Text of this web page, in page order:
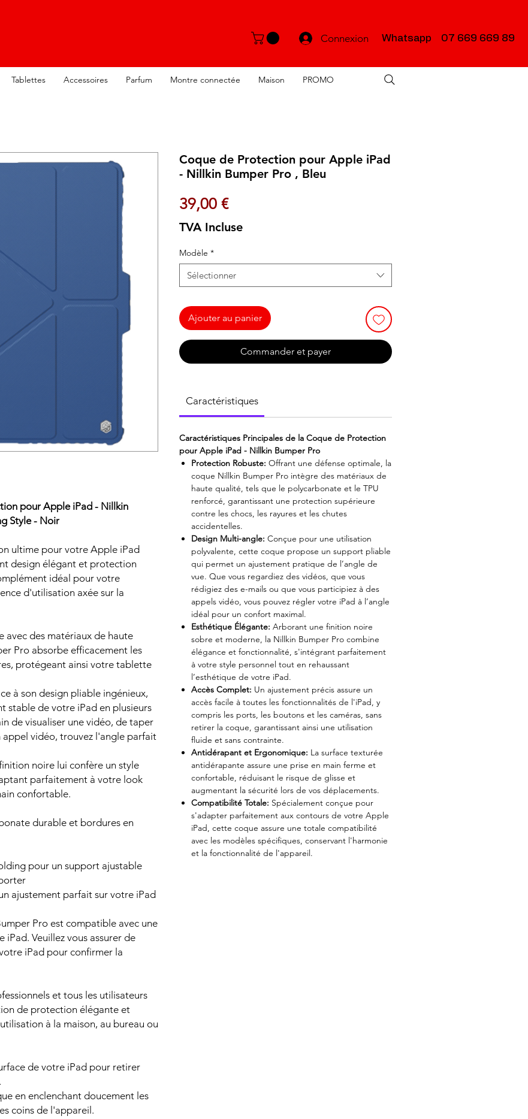
Connexion Whatsapp 07 669 669 89
Tablettes Accessoires Parfum Montre connectée Maison PROMO
pour Apple iPad - Nillkin
Style - Noir
ultime pour votre Apple iPad
design élégant et protection
idéal pour votre
d'utilisation axée sur la
avec des matériaux de haute
Pro absorbe efficacement les
protégeant ainsi votre tablette
à son design pliable ingénieux,
stable de votre iPad en plusieurs
de visualiser une vidéo, de taper
appel vidéo, trouvez l'angle parfait
noire lui confère un style
parfaitement à votre look
confortable.
durable et bordures en
pour un support ajustable
ajustement parfait sur votre iPad
Pro est compatible avec une
iPad. Veuillez vous assurer de
iPad pour confirmer la
et tous les utilisateurs
de protection élégante et
à la maison, au bureau ou
de votre iPad pour retirer
en enclenchant doucement les
coins de l'appareil.
Coque de Protection pour Apple iPad
- Nillkin Bumper Pro , Bleu
39,00 €Prix
TVA Incluse
Modèle *
Sélectionner
Ajouter au panier
Commander et payer
Caractéristiques
Caractéristiques Principales de la Coque de Protection
pour Apple iPad - Nillkin Bumper Pro
Protection Robuste: Offrant une défense optimale, la
coque Nillkin Bumper Pro intègre des matériaux de
haute qualité, tels que le polycarbonate et le TPU
renforcé, garantissant une protection supérieure
contre les chocs, les rayures et les chutes
accidentelles.
Design Multi-angle: Conçue pour une utilisation
polyvalente, cette coque propose un support pliable
qui permet un ajustement pratique de l’angle de
vue. Que vous regardiez des vidéos, que vous
rédigiez des e-mails ou que vous participiez à des
appels vidéo, vous pouvez régler votre iPad à l’angle
idéal pour un confort maximal.
Esthétique Élégante: Arborant une finition noire
sobre et moderne, la Nillkin Bumper Pro combine
élégance et fonctionnalité, s'intégrant parfaitement
à votre style personnel tout en rehaussant
l’esthétique de votre iPad.
Accès Complet: Un ajustement précis assure un
accès facile à toutes les fonctionnalités de l'iPad, y
compris les ports, les boutons et les caméras, sans
retirer la coque, garantissant ainsi une utilisation
fluide et sans contrainte.
Antidérapant et Ergonomique: La surface texturée
antidérapante assure une prise en main ferme et
confortable, réduisant le risque de glisse et
augmentant la sécurité lors de vos déplacements.
Compatibilité Totale: Spécialement conçue pour
s'adapter parfaitement aux contours de votre Apple
iPad, cette coque assure une totale compatibilité
avec les modèles spécifiques, conservant l'harmonie
et la fonctionnalité de l'appareil.